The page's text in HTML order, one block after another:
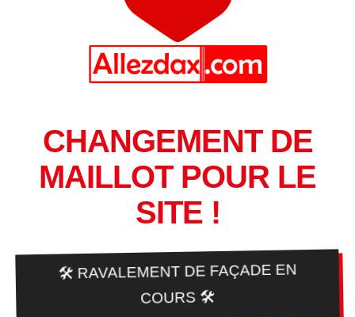
CHANGEMENT DE
MAILLOT POUR LE
SITE !
🛠️ RAVALEMENT DE FAÇADE EN
COURS 🛠️